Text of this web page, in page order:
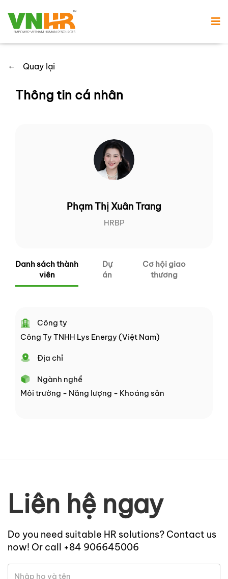
← Quay lại
Thông tin cá nhân
Phạm Thị Xuân Trang
HRBP
Danh sách thành
viên
Dự
án
Cơ hội giao
thương
Công ty
Công Ty TNHH Lys Energy (Việt Nam)
Địa chỉ
Ngành nghề
Môi trường - Năng lượng - Khoáng sản
Liên hệ ngay
Do you need suitable HR solutions? Contact us
now! Or call +84 906645006